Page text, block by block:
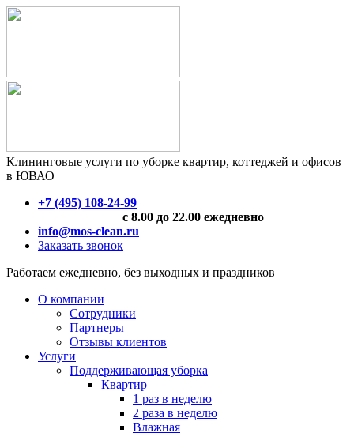
Клининговые услуги по уборке квартир, коттеджей и офисов
в ЮВАО
+7 (495) 108-24-99
с 8.00 до 22.00 ежедневно
info@mos-clean.ru
Заказать звонок
Работаем ежедневно, без выходных и праздников
О компании
Сотрудники
Партнеры
Отзывы клиентов
Услуги
Поддерживающая уборка
Квартир
1 раз в неделю
2 раза в неделю
Влажная